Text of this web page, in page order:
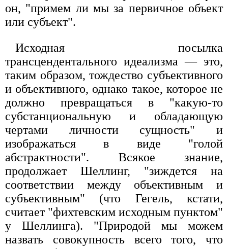
он, "примем ли мы за первичное объект
или субъект".
Исходная посылка
трансцендентального идеализма — это,
таким образом, тождество субъективного
и объективного, однако такое, которое не
должно превращаться в "какую-то
субстанциональную и обладающую
чертами личности сущность" и
изображаться в виде "голой
абстрактности". Всякое знание,
продолжает Шеллинг, "зиждется на
соответствии между объективным и
субъективным" (что Гегель, кстати,
считает "фихтевским исходным пунктом"
у Шеллинга). "Природой мы можем
назвать совокупность всего того, что